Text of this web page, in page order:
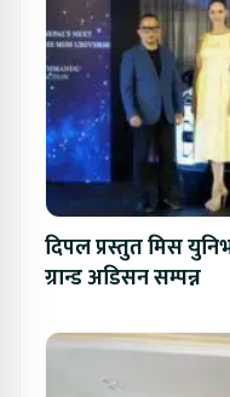
दिपल प्रस्तुत मिस
ग्रान्ड अडिसन सम्पन्न